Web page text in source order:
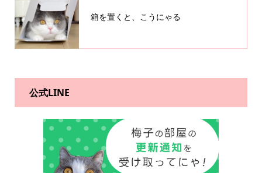
箱を置くと、こうにゃる
公式LINE